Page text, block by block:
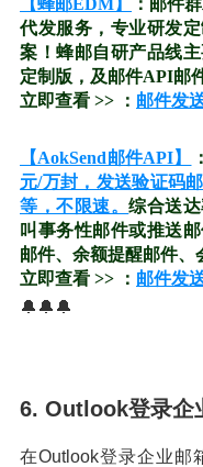
【蜂邮EDM】
：邮件
代发服务，专业研发
案！蜂邮自研产品线
定制版，及邮件API邮
立即查看 >> ： 邮件发
【AokSend邮件API】
元/万封，发送验证码
等，不限速。综合送
叫事务性邮件或推送
邮件、余额提醒邮件、
立即查看 >> ： 邮件发
🔔🔔🔔
6. Outlook登录企
在Outlook登录企业邮